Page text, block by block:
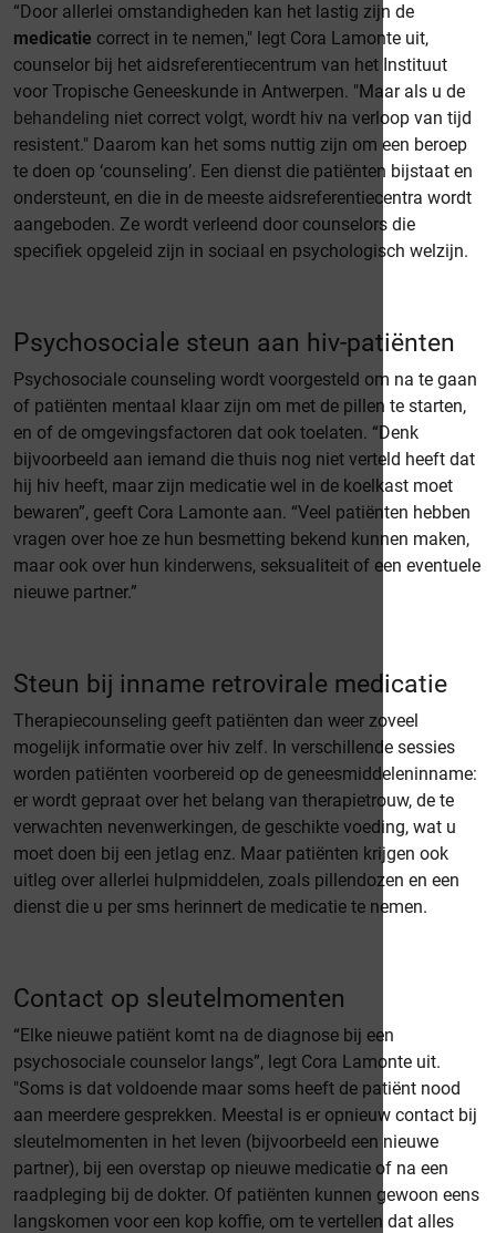
“Door allerlei omstandigheden kan het lastig zijn de
medicatie correct in te nemen," legt Cora Lamonte uit,
counselor bij het aidsreferentiecentrum van het Instituut
voor Tropische Geneeskunde in Antwerpen. "Maar als u de
behandeling niet correct volgt, wordt hiv na verloop van tijd
resistent." Daarom kan het soms nuttig zijn om een beroep
te doen op ‘counseling’. Een dienst die patiënten bijstaat en
ondersteunt, en die in de meeste aidsreferentiecentra wordt
aangeboden. Ze wordt verleend door counselors die
specifiek opgeleid zijn in sociaal en psychologisch welzijn.
Psychosociale steun aan hiv-patiënten
Psychosociale counseling wordt voorgesteld om na te gaan
of patiënten mentaal klaar zijn om met de pillen te starten,
en of de omgevingsfactoren dat ook toelaten. “Denk
bijvoorbeeld aan iemand die thuis nog niet verteld heeft dat
hij hiv heeft, maar zijn medicatie wel in de koelkast moet
bewaren”, geeft Cora Lamonte aan. “Veel patiënten hebben
vragen over hoe ze hun besmetting bekend kunnen maken,
maar ook over hun kinderwens, seksualiteit of een eventuele
nieuwe partner.”
Steun bij inname retrovirale medicatie
Therapiecounseling geeft patiënten dan weer zoveel
mogelijk informatie over hiv zelf. In verschillende sessies
worden patiënten voorbereid op de geneesmiddeleninname:
er wordt gepraat over het belang van therapietrouw, de te
verwachten nevenwerkingen, de geschikte voeding, wat u
moet doen bij een jetlag enz. Maar patiënten krijgen ook
uitleg over allerlei hulpmiddelen, zoals pillendozen en een
dienst die u per sms herinnert de medicatie te nemen.
Contact op sleutelmomenten
“Elke nieuwe patiënt komt na de diagnose bij een
psychosociale counselor langs”, legt Cora Lamonte uit.
"Soms is dat voldoende maar soms heeft de patiënt nood
aan meerdere gesprekken. Meestal is er opnieuw contact bij
sleutelmomenten in het leven (bijvoorbeeld een nieuwe
partner), bij een overstap op nieuwe medicatie of na een
raadpleging bij de dokter. Of patiënten kunnen gewoon eens
langskomen voor een kop koffie, om te vertellen dat alles